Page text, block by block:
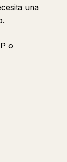
una
o